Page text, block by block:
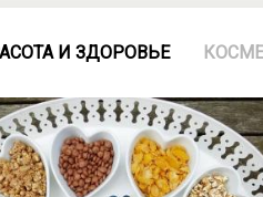
И ЗДОРОВЬЕ